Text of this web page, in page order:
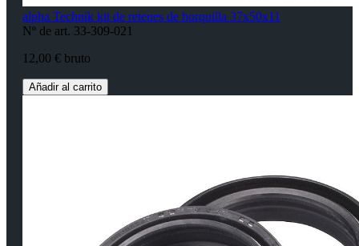
alpha Technik kit de retenes de horquilla 37x50x11
Nº de art. 33-309-021
12,00 € bruto
Añadir al carrito